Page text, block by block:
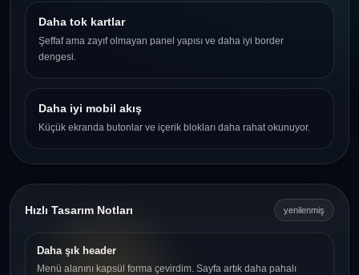
Daha tok kartlar
Şeffaf ama zayıf olmayan panel yapısı ve daha iyi border
dengesi.
Daha iyi mobil akış
Küçük ekranda butonlar ve içerik blokları daha rahat okunuyor.
Hızlı Tasarım Notları yenilenmiş
Daha şık header
Menü alanını kapsül forma çevirdim. Sayfa artık daha pahalı